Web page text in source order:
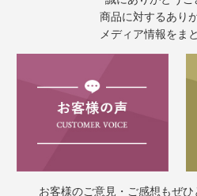
商品に対するあり
メディア情報をま
お客様のご意見・ご感想もぜひ